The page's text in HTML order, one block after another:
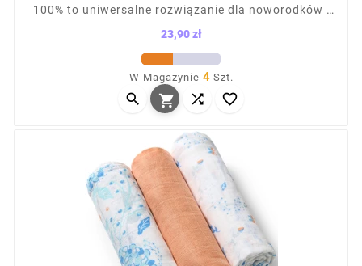
100% to uniwersalne rozwiązanie dla noworodków i
niemowląt. Sprawdzą się jako otulacz, ręcznik,
lekka tkanina nie podrażnia skóry dziecka. W
komplecie 2 pieluszki z nadrukiem i 1 gładka,
zapakowane w torbę na napy.
23,90 zł
W Magazynie 4Szt.
   